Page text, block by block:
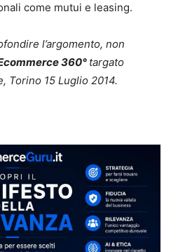
come mutui e leasing.
l’argomento, non
360° targato
Torino 15 Luglio 2014.